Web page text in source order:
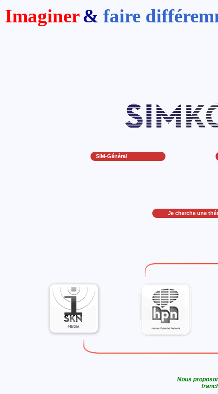
Imaginer& faire
SIM-Général
Je cherche une
Nous